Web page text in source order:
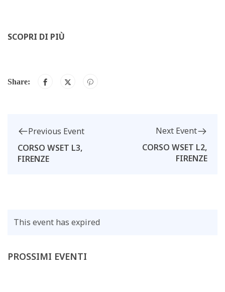
SCOPRI DI PIÙ
Share:
Previous Event
CORSO WSET L3,
FIRENZE
Next Event
CORSO WSET L2,
FIRENZE
This event has expired
PROSSIMI EVENTI